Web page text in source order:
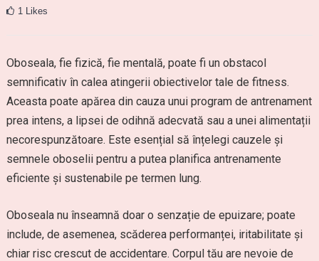
1 Likes
Oboseala, fie fizică, fie mentală, poate fi un obstacol
semnificativ în calea atingerii obiectivelor tale de fitness.
Aceasta poate apărea din cauza unui program de antrenament
prea intens, a lipsei de odihnă adecvată sau a unei alimentații
necorespunzătoare. Este esențial să înțelegi cauzele și
semnele oboselii pentru a putea planifica antrenamente
eficiente și sustenabile pe termen lung.
Oboseala nu înseamnă doar o senzație de epuizare; poate
include, de asemenea, scăderea performanței, iritabilitate și
chiar risc crescut de accidentare. Corpul tău are nevoie de